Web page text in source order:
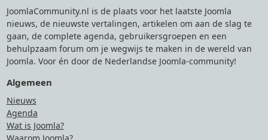
JoomlaCommunity.nl is de plaats voor het laatste Joomla
nieuws, de nieuwste vertalingen, artikelen om aan de slag te
gaan, de complete agenda, gebruikersgroepen en een
behulpzaam forum om je wegwijs te maken in de wereld van
Joomla. Voor én door de Nederlandse Joomla-community!
Algemeen
Nieuws
Agenda
Wat is Joomla?